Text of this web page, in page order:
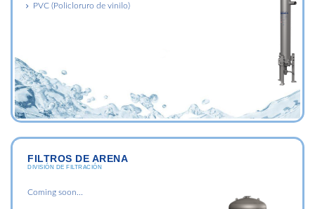
PVC (Policloruro de vinilo)
FILTROS DE ARENA
DIVISIÓN DE FILTRACIÓN
Coming soon...